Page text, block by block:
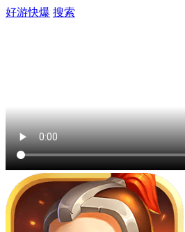
好游快爆 搜索